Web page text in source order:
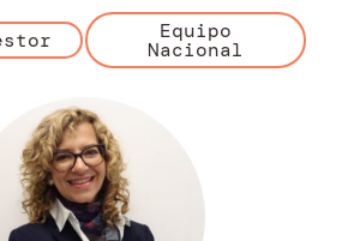
Equipo
Nacional